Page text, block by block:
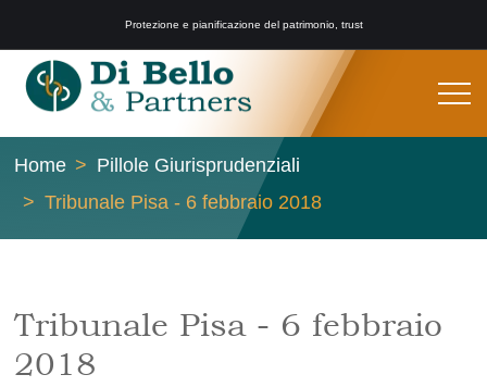
Protezione e pianificazione del patrimonio, trust
Home
Pillole Giurisprudenziali
Tribunale Pisa - 6 febbraio 2018
Tribunale Pisa - 6 febbraio
2018